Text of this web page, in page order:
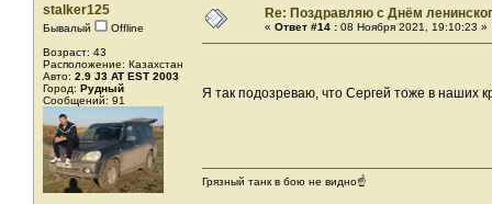
stalker125
Бывалый
Offline
Возраст: 43
Расположение: Казахстан
Авто: 2.9 J3 AT EST 2003
Город: Рудный
Сообщений: 91
Re: Поздравляю с Днём
« Ответ #14 : 08 Ноября 2021, 19:10:23 »
Я так подозреваю, что Сергей тоже в наших
Грязный танк в бою не видно☝️